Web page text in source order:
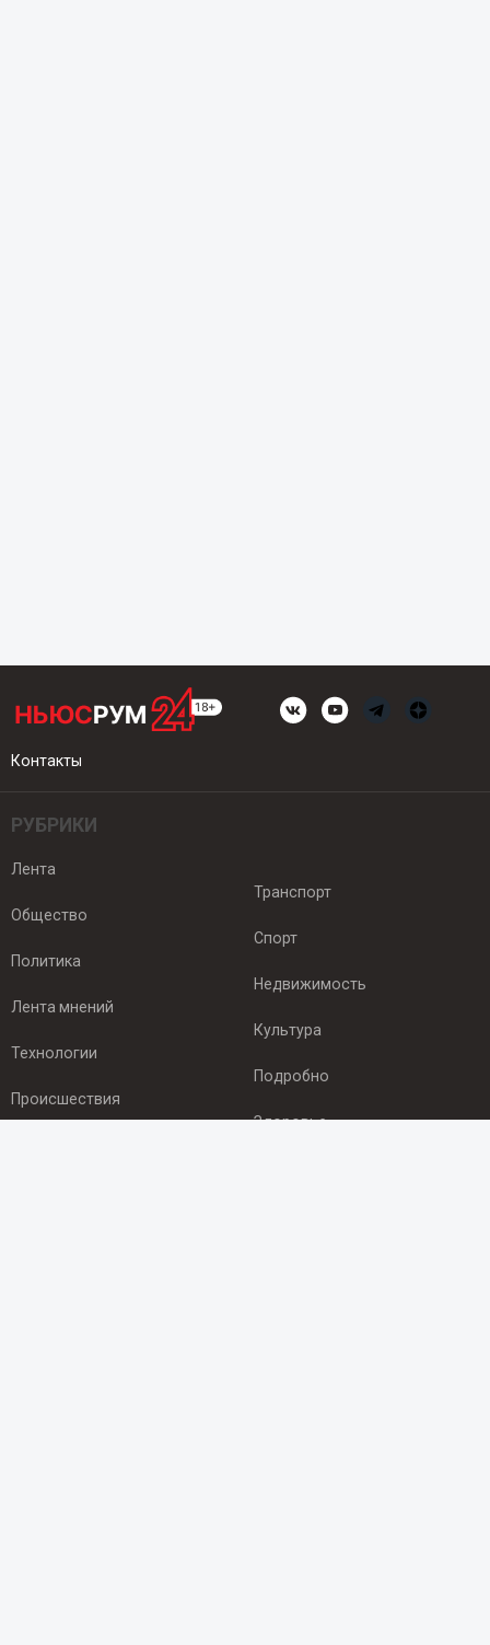
Контакты
РУБРИКИ
Лента
Общество
Политика
Лента мнений
Технологии
Происшествия
Транспорт
Спорт
Недвижимость
Культура
Подробно
Здоровье